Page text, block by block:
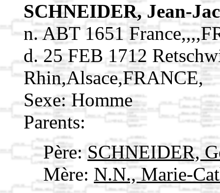
SCHNEIDER, Jean-
n. ABT 1651
d. 25 FEB 1712
Rhin,Alsace,FRANCE,
Sexe: Homme
Parents:
Père:SCHNEIDER,
Mère: N.N., Marie-